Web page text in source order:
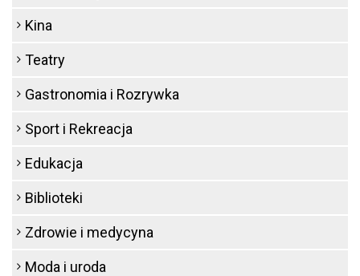
Kina
Teatry
Gastronomia i Rozrywka
Sport i Rekreacja
Edukacja
Biblioteki
Zdrowie i medycyna
Moda i uroda